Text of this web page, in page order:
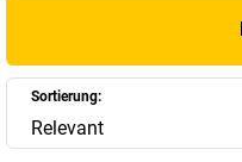
im Straßenverkehr.
Mehr anzeigen
Sortierung:
Relevant